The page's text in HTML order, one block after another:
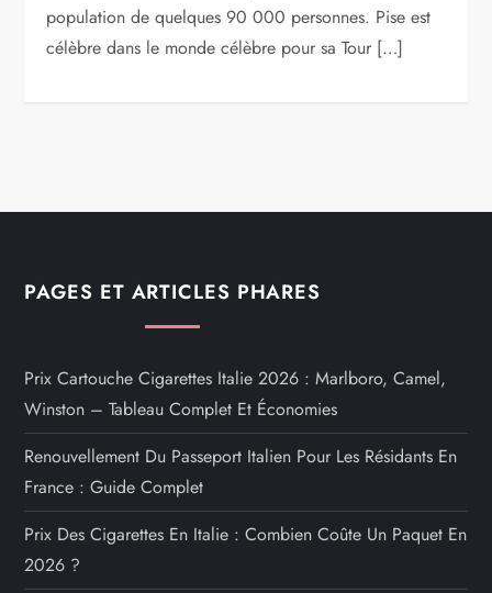
population de quelques 90 000 personnes. Pise est
célèbre dans le monde célèbre pour sa Tour […]
PAGES ET ARTICLES PHARES
Prix Cartouche Cigarettes Italie 2026 : Marlboro, Camel,
Winston – Tableau Complet Et Économies
Renouvellement Du Passeport Italien Pour Les Résidants En
France : Guide Complet
Prix Des Cigarettes En Italie : Combien Coûte Un Paquet En
2026 ?